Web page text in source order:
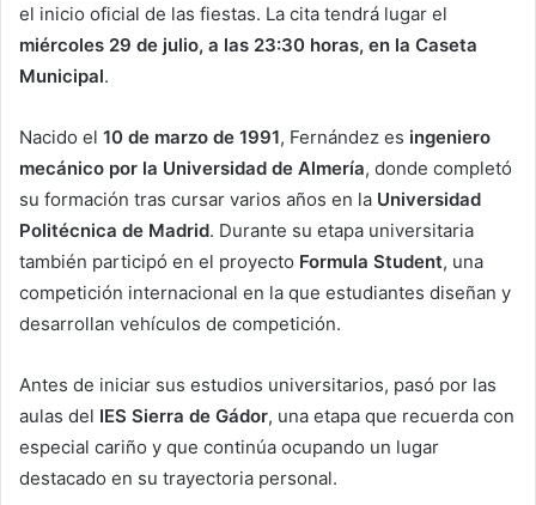
el inicio oficial de las fiestas. La cita tendrá lugar el
miércoles 29 de julio, a las 23:30 horas, en la Caseta
Municipal.
Nacido el 10 de marzo de 1991, Fernández es ingeniero
mecánico por la Universidad de Almería, donde completó
su formación tras cursar varios años en la Universidad
Politécnica de Madrid. Durante su etapa universitaria
también participó en el proyecto Formula Student, una
competición internacional en la que estudiantes diseñan y
desarrollan vehículos de competición.
Antes de iniciar sus estudios universitarios, pasó por las
aulas del IES Sierra de Gádor, una etapa que recuerda con
especial cariño y que continúa ocupando un lugar
destacado en su trayectoria personal.